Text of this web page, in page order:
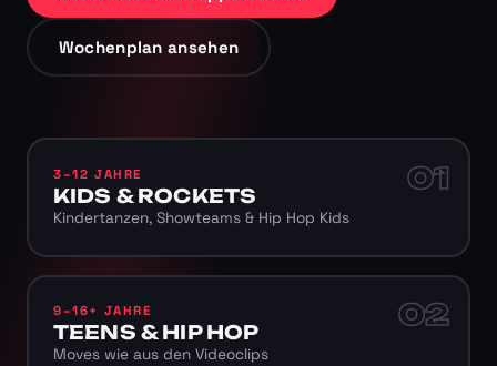
Wochenplan ansehen
01
3–12 JAHRE
KIDS & ROCKETS
Kindertanzen, Showteams & Hip Hop Kids
02
9–16+ JAHRE
TEENS & HIP HOP
Moves wie aus den Videoclips